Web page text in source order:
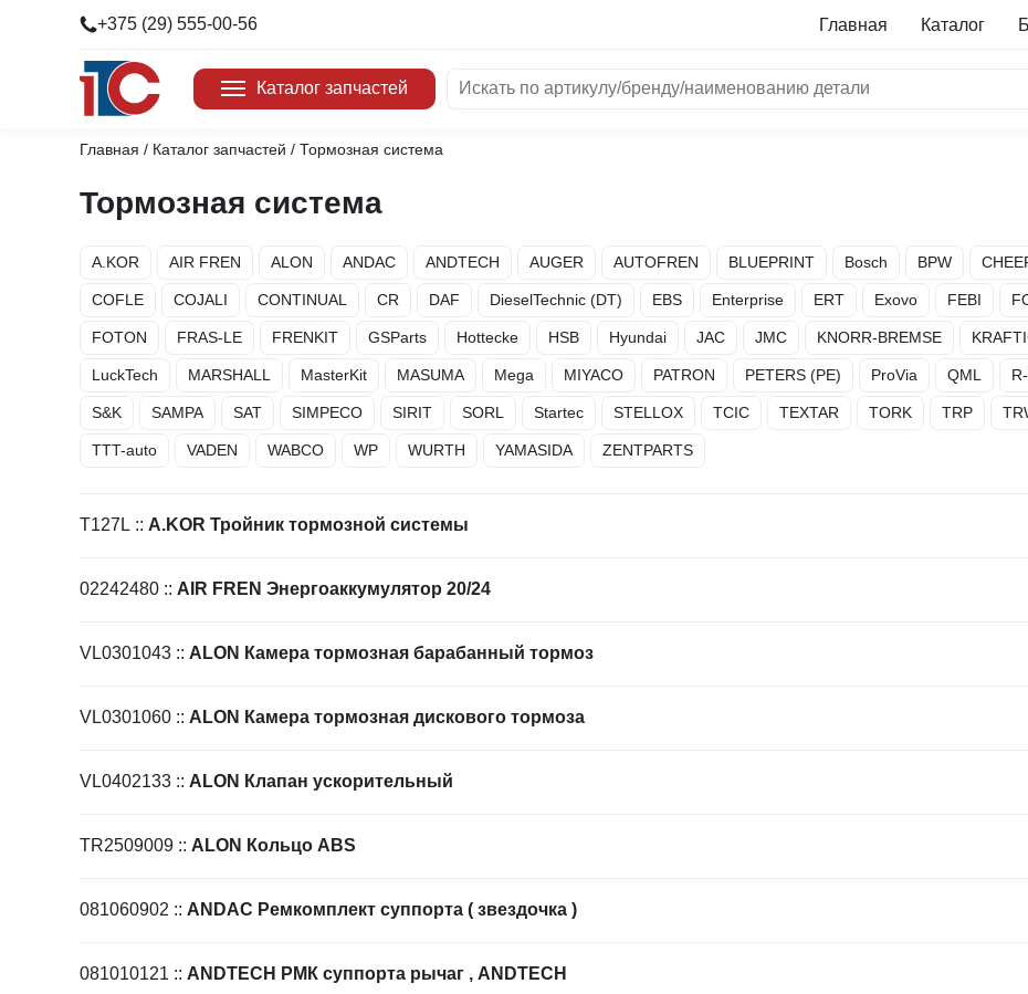
+375 (29) 555-00-56 Главная Каталог
Каталог запчастей
Детали салона
Другие запчасти
Инструмент
Масла и тех. жидкости
Рулевое управление
Система охлаждения
Топливная система
Электрооборудование
TRP
VOLVO
COSPEL
WIELTON
MARSHALL
DELPHI
SACHS
Главная / Каталог запчастей / Тормозная система
Тормозная система
A.KOR AIR FREN ALON ANDAC ANDTECH AUGER AUTOFREN BLUEPRINT Bosch BPW
COFLE COJALI CONTINUAL CR DAF DieselTechnic (DT) EBS Enterprise ERT Exovo FEBI
FOTON FRAS-LE FRENKIT GSParts Hottecke HSB Hyundai JAC JMC KNORR-BREMSE
LuckTech MARSHALL MasterKit MASUMA Mega MIYACO PATRON PETERS (PE) ProVia QML
S&K SAMPA SAT SIMPECO SIRIT SORL Startec STELLOX TCIC TEXTAR TORK TRP
TTT-auto VADEN WABCO WP WURTH YAMASIDA ZENTPARTS
T127L :: A.KOR Тройник тормозной системы
02242480 :: AIR FREN Энергоаккумулятор 20/24
VL0301043 :: ALON Камера тормозная барабанный тормоз
VL0301060 :: ALON Камера тормозная дискового тормоза
VL0402133 :: ALON Клапан ускорительный
TR2509009 :: ALON Кольцо ABS
081060902 :: ANDAC Ремкомплект суппорта ( звездочка )
081010121 :: ANDTECH РМК суппорта рычаг , ANDTECH